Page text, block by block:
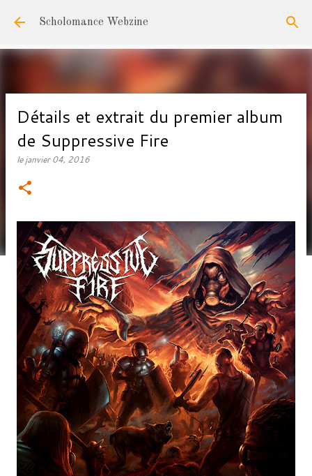
Accéder au contenu principal
Scholomance Webzine
Détails et extrait du premier album
de Suppressive Fire
lejanvier 04, 2016